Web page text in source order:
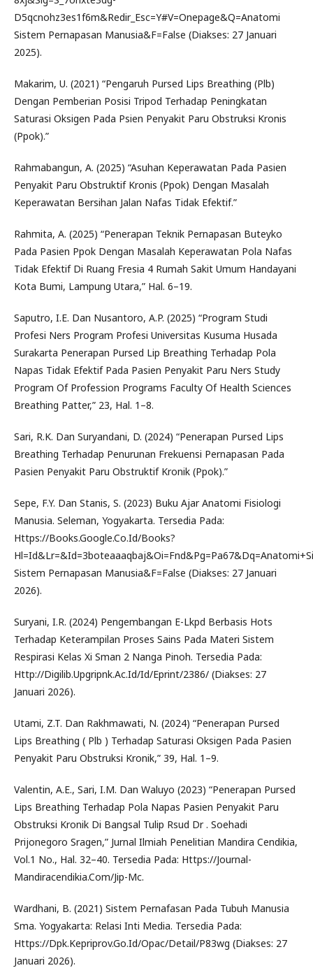
D5qcnohz3es1f6m&Redir_Esc=Y#V=Onepage&Q=Anatomi
Sistem Pernapasan Manusia&F=False (Diakses: 27 Januari
2025).
Makarim, U. (2021) “Pengaruh Pursed Lips Breathing (Plb)
Dengan Pemberian Posisi Tripod Terhadap Peningkatan
Saturasi Oksigen Pada Psien Penyakit Paru Obstruksi Kronis
(Ppok).”
Rahmabangun, A. (2025) “Asuhan Keperawatan Pada Pasien
Penyakit Paru Obstruktif Kronis (Ppok) Dengan Masalah
Keperawatan Bersihan Jalan Nafas Tidak Efektif.”
Rahmita, A. (2025) “Penerapan Teknik Pernapasan Buteyko
Pada Pasien Ppok Dengan Masalah Keperawatan Pola Nafas
Tidak Efektif Di Ruang Fresia 4 Rumah Sakit Umum Handayani
Kota Bumi, Lampung Utara,” Hal. 6–19.
Saputro, I.E. Dan Nusantoro, A.P. (2025) “Program Studi
Profesi Ners Program Profesi Universitas Kusuma Husada
Surakarta Penerapan Pursed Lip Breathing Terhadap Pola
Napas Tidak Efektif Pada Pasien Penyakit Paru Ners Study
Program Of Profession Programs Faculty Of Health Sciences
Breathing Patter,” 23, Hal. 1–8.
Sari, R.K. Dan Suryandani, D. (2024) “Penerapan Pursed Lips
Breathing Terhadap Penurunan Frekuensi Pernapasan Pada
Pasien Penyakit Paru Obstruktif Kronik (Ppok).”
Sepe, F.Y. Dan Stanis, S. (2023) Buku Ajar Anatomi Fisiologi
Manusia. Seleman, Yogyakarta. Tersedia Pada:
Https://Books.Google.Co.Id/Books?
Sistem Pernapasan Manusia&F=False (Diakses: 27 Januari
2026).
Suryani, I.R. (2024) Pengembangan E-Lkpd Berbasis Hots
Terhadap Keterampilan Proses Sains Pada Materi Sistem
Respirasi Kelas Xi Sman 2 Nanga Pinoh. Tersedia Pada:
Http://Digilib.Upgripnk.Ac.Id/Id/Eprint/2386/ (Diakses: 27
Januari 2026).
Utami, Z.T. Dan Rakhmawati, N. (2024) “Penerapan Pursed
Lips Breathing ( Plb ) Terhadap Saturasi Oksigen Pada Pasien
Penyakit Paru Obstruksi Kronik,” 39, Hal. 1–9.
Valentin, A.E., Sari, I.M. Dan Waluyo (2023) “Penerapan Pursed
Lips Breathing Terhadap Pola Napas Pasien Penyakit Paru
Obstruksi Kronik Di Bangsal Tulip Rsud Dr . Soehadi
Prijonegoro Sragen,” Jurnal Ilmiah Penelitian Mandira Cendikia,
Vol.1 No., Hal. 32–40. Tersedia Pada: Https://Journal-
Mandiracendikia.Com/Jip-Mc.
Wardhani, B. (2021) Sistem Pernafasan Pada Tubuh Manusia
Sma. Yogyakarta: Relasi Inti Media. Tersedia Pada:
Https://Dpk.Kepriprov.Go.Id/Opac/Detail/P83wg (Diakses: 27
Januari 2026).